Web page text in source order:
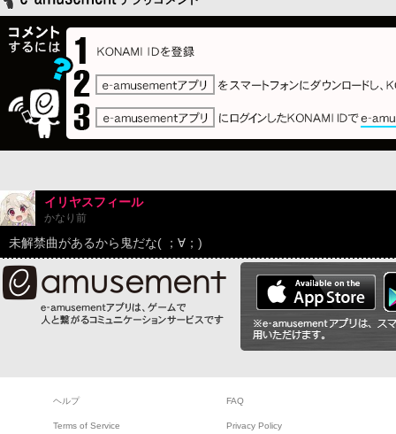
イリヤスフィール
かなり前
未解禁曲があるから鬼だな( ；∀；)
ヘルプ FAQ
Terms of Service Privacy Policy